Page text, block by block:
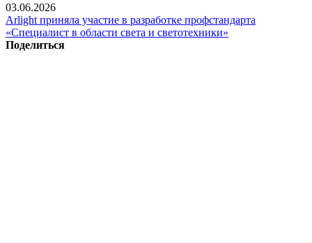
03.06.2026
Arlight приняла участие в разработке профстандарта
«Специалист в области света и светотехники»
Поделиться